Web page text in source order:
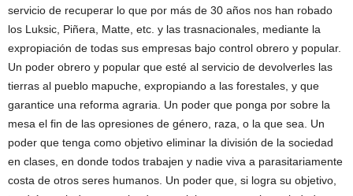
servicio de recuperar lo que por más de 30 años nos han robado
los Luksic, Piñera, Matte, etc. y las trasnacionales, mediante la
expropiación de todas sus empresas bajo control obrero y popular.
Un poder obrero y popular que esté al servicio de devolverles las
tierras al pueblo mapuche, expropiando a las forestales, y que
garantice una reforma agraria. Un poder que ponga por sobre la
mesa el fin de las opresiones de género, raza, o la que sea. Un
poder que tenga como objetivo eliminar la división de la sociedad
en clases, en donde todos trabajen y nadie viva a parasitariamente
costa de otros seres humanos. Un poder que, si logra su objetivo,